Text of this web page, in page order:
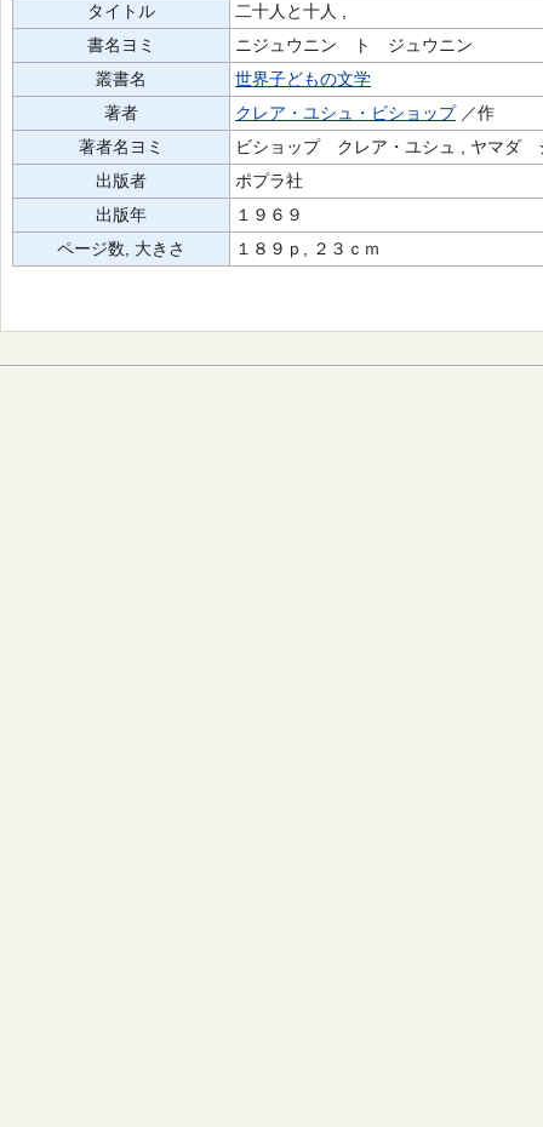
タイトル
二十人と十人 ,
書名ヨミ
ニジュウニン ト ジュウニン
叢書名
世界子どもの文学
著者
クレア・ユシュ・ビショップ／作
著者名ヨミ
ビショップ クレア・ユシュ , ヤマダ
出版者
ポプラ社
出版年
１９６９
ページ数, 大きさ
１８９ｐ, ２３ｃｍ